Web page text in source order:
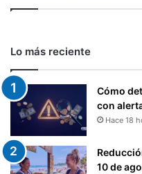
Lo más reciente
Cómo
con
Hace 18
10 de